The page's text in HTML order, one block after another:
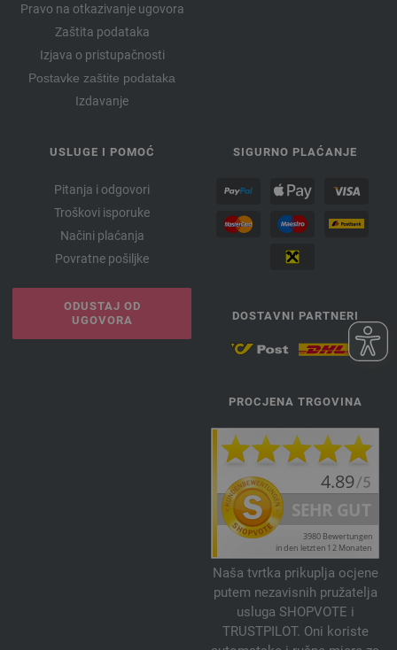
Pravo na otkazivanje ugovora
Zaštita podataka
Izjava o pristupačnosti
Postavke zaštite podataka
Izdavanje
USLUGE I POMOĆ
Pitanja i odgovori
Troškovi isporuke
Načini plaćanja
Povratne pošiljke
ODUSTAJ OD
UGOVORA
SIGURNO PLAĆANJE
DOSTAVNI PARTNERI
PROCJENA TRGOVINA
Naša tvrtka prikuplja ocjene
putem nezavisnih pružatelja
usluga SHOPVOTE i
TRUSTPILOT. Oni koriste